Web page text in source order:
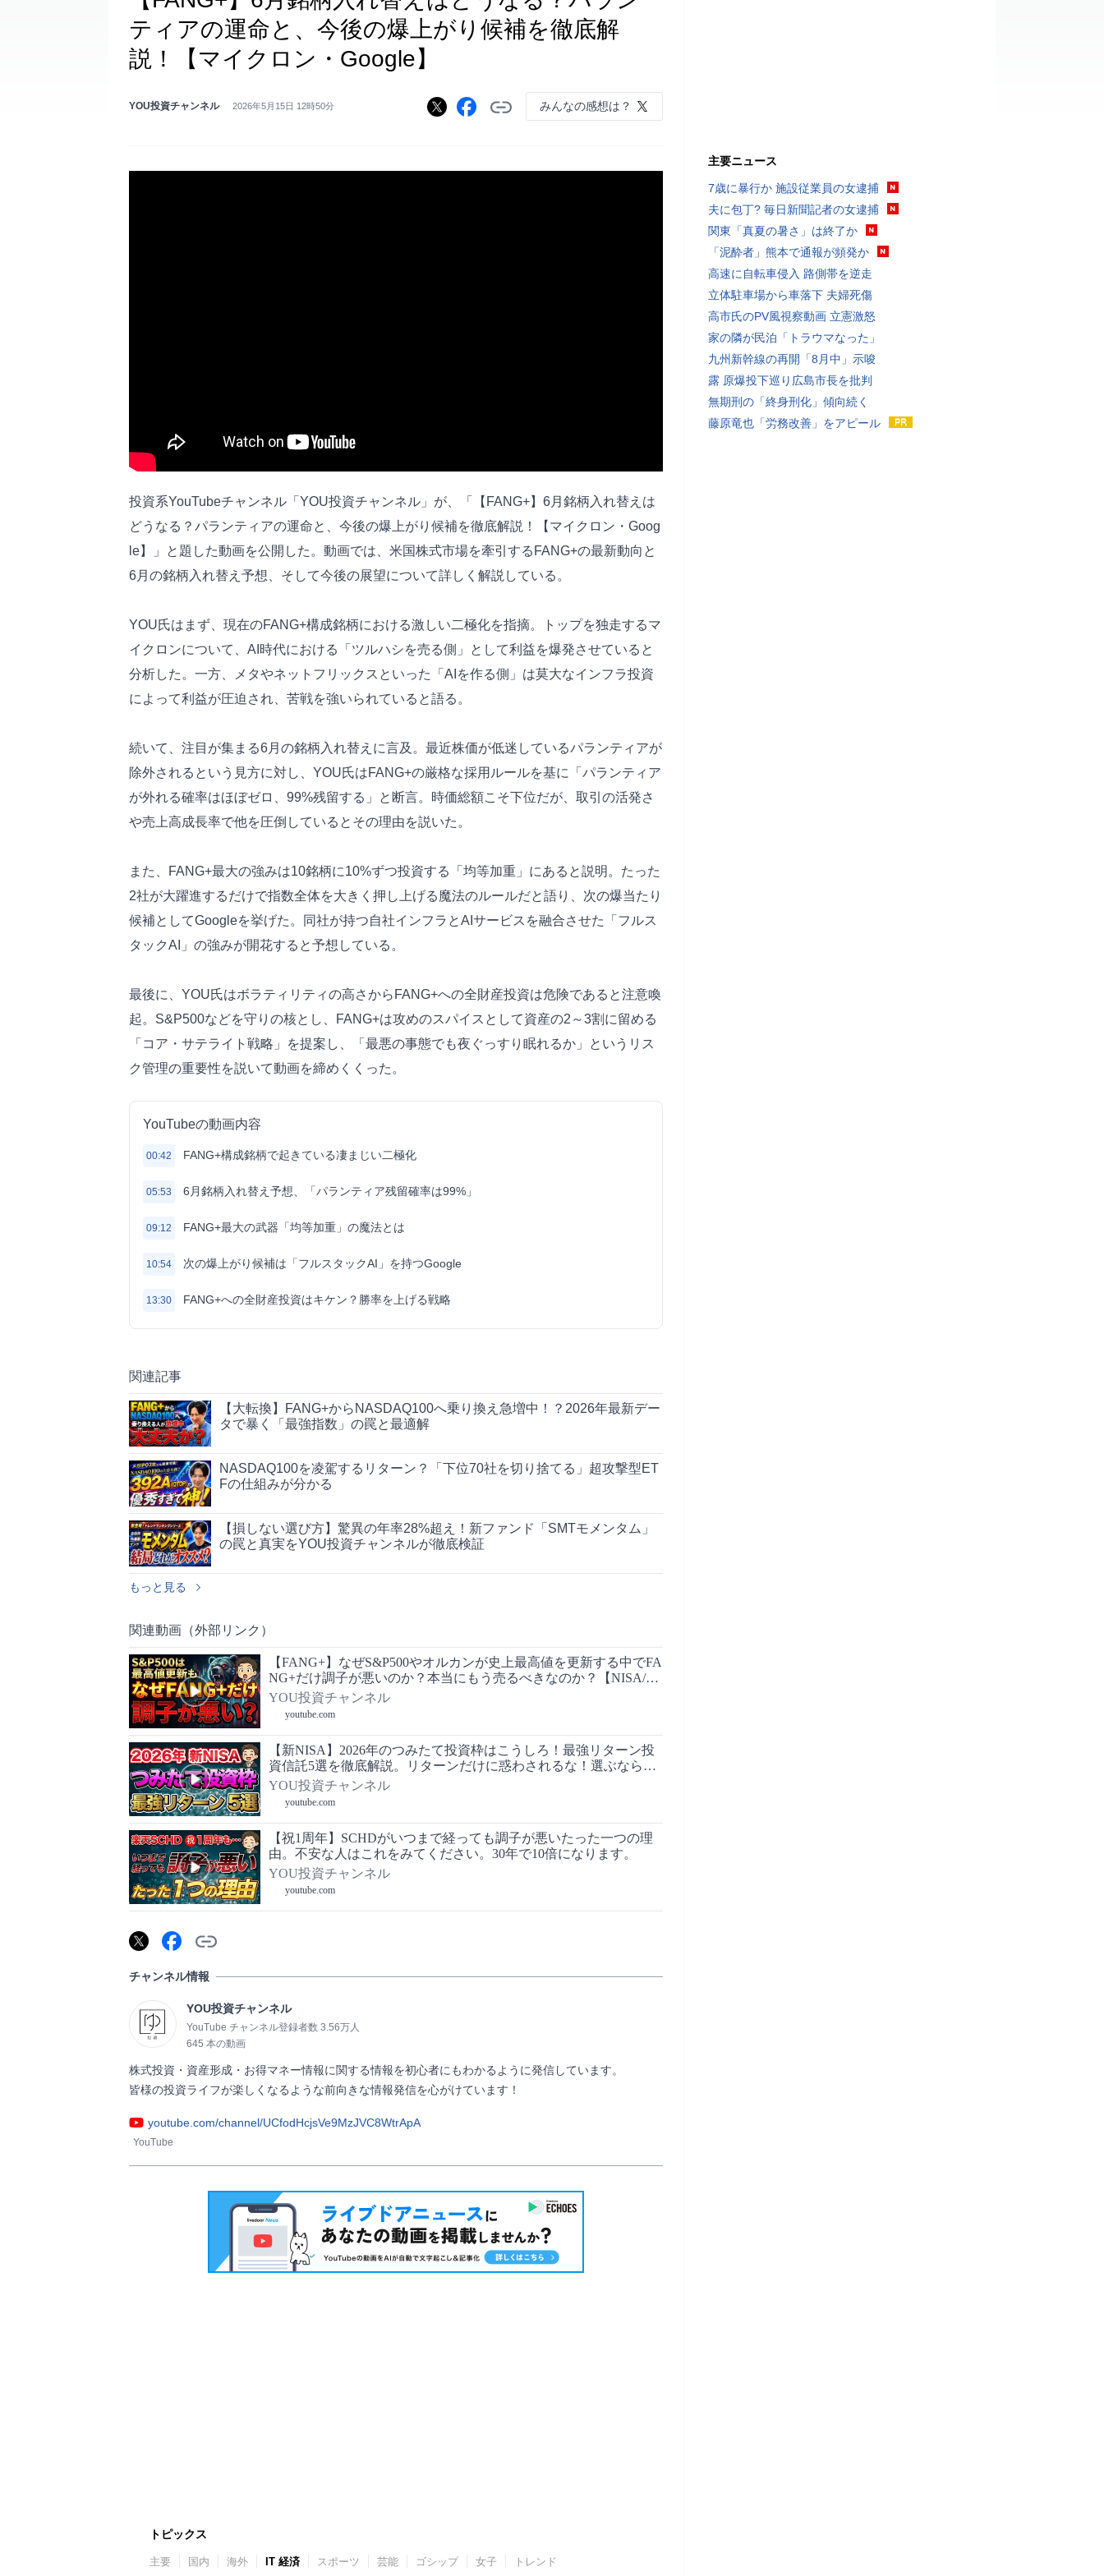
ティアの運命と、今後の爆上がり候補を徹底解
説！【マイクロン・Google】
YOU投資チャンネル 2026年5月15日 12時50分 みんなの感想は？
投資系YouTubeチャンネル「YOU投資チャンネル」が、「【FANG+】6月銘柄入れ替えは
どうなる？パランティアの運命と、今後の爆上がり候補を徹底解説！【マイクロン・Goog
le】」と題した動画を公開した。動画では、米国株式市場を牽引するFANG+の最新動向と
6月の銘柄入れ替え予想、そして今後の展望について詳しく解説している。
YOU氏はまず、現在のFANG+構成銘柄における激しい二極化を指摘。トップを独走するマ
イクロンについて、AI時代における「ツルハシを売る側」として利益を爆発させていると
分析した。一方、メタやネットフリックスといった「AIを作る側」は莫大なインフラ投資
によって利益が圧迫され、苦戦を強いられていると語る。
続いて、注目が集まる6月の銘柄入れ替えに言及。最近株価が低迷しているパランティアが
除外されるという見方に対し、YOU氏はFANG+の厳格な採用ルールを基に「パランティア
が外れる確率はほぼゼロ、99%残留する」と断言。時価総額こそ下位だが、取引の活発さ
や売上高成長率で他を圧倒しているとその理由を説いた。
また、FANG+最大の強みは10銘柄に10%ずつ投資する「均等加重」にあると説明。たった
2社が大躍進するだけで指数全体を大きく押し上げる魔法のルールだと語り、次の爆当たり
候補としてGoogleを挙げた。同社が持つ自社インフラとAIサービスを融合させた「フルス
タックAI」の強みが開花すると予想している。
最後に、YOU氏はボラティリティの高さからFANG+への全財産投資は危険であると注意喚
起。S&P500などを守りの核とし、FANG+は攻めのスパイスとして資産の2～3割に留める
「コア・サテライト戦略」を提案し、「最悪の事態でも夜ぐっすり眠れるか」というリス
ク管理の重要性を説いて動画を締めくくった。
YouTubeの動画内容
00:42 FANG+構成銘柄で起きている凄まじい二極化
05:53 6月銘柄入れ替え予想、「パランティア残留確率は99%」
09:12 FANG+最大の武器「均等加重」の魔法とは
10:54 次の爆上がり候補は「フルスタックAI」を持つGoogle
13:30 FANG+への全財産投資はキケン？勝率を上げる戦略
関連記事
【大転換】FANG+からNASDAQ100へ乗り換え急増中！？2026年最新デー
タで暴く「最強指数」の罠と最適解
NASDAQ100を凌駕するリターン？「下位70社を切り捨てる」超攻撃型ET
Fの仕組みが分かる
【損しない選び方】驚異の年率28%超え！新ファンド「SMTモメンタム」
の罠と真実をYOU投資チャンネルが徹底検証
もっと見る
関連動画（外部リンク）
【FANG+】なぜS&P500やオルカンが史上最高値を更新する中でFA
NG+だけ調子が悪いのか？本当にもう売るべきなのか？【NISA/成
長投資枠/おすすめ/FANG+/一歩テック20】
YOU投資チャンネル
youtube.com
【新NISA】2026年のつみたて投資枠はこうしろ！最強リターン投
資信託5選を徹底解説。リターンだけに惑わされるな！選ぶなら〇
〇に注意してください！
YOU投資チャンネル
youtube.com
【祝1周年】SCHDがいつまで経っても調子が悪いたった一つの理
由。不安な人はこれをみてください。30年で10倍になります。
YOU投資チャンネル
youtube.com
チャンネル情報
YOU投資チャンネル
YouTube チャンネル登録者数 3.56万人
645 本の動画
株式投資・資産形成・お得マネー情報に関する情報を初心者にもわかるように発信しています。
皆様の投資ライフが楽しくなるような前向きな情報発信を心がけています！
youtube.com/channel/UCfodHcjsVe9MzJVC8WtrApA
YouTube
トピックス
主要 国内 海外 IT 経済 スポーツ 芸能 ゴシップ 女子 トレンド
主要ニュース
7歳に暴行か 施設従業員の女逮捕
夫に包丁? 毎日新聞記者の女逮捕
関東「真夏の暑さ」は終了か
「泥酔者」熊本で通報が頻発か
高速に自転車侵入 路側帯を逆走
立体駐車場から車落下 夫婦死傷
高市氏のPV風視察動画 立憲激怒
家の隣が民泊「トラウマなった」
九州新幹線の再開「8月中」示唆
露 原爆投下巡り広島市長を批判
無期刑の「終身刑化」傾向続く
藤原竜也「労務改善」をアピール